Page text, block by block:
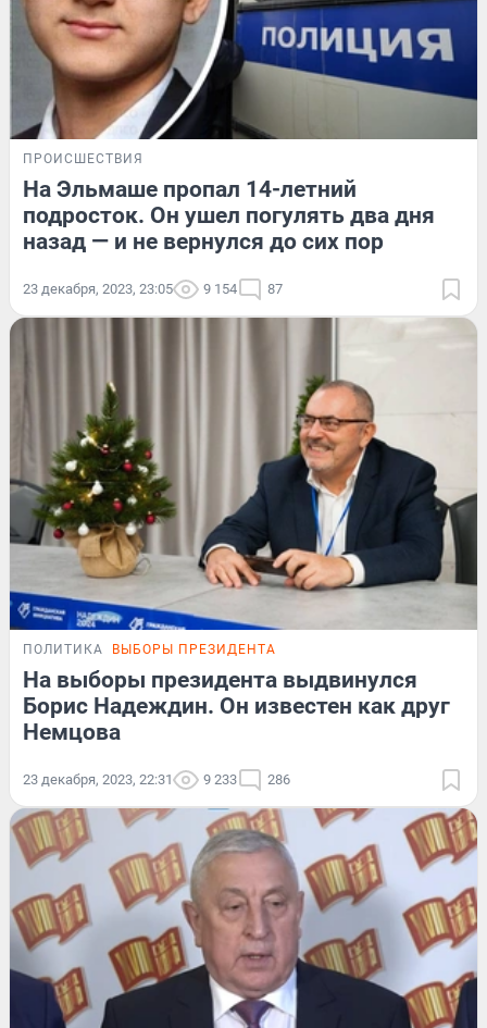
ПРОИСШЕСТВИЯ
На Эльмаше пропал 14-летний
подросток. Он ушел погулять два дня
назад — и не вернулся до сих пор
23 декабря, 2023, 23:05 9 154 87
ПОЛИТИКА ВЫБОРЫ ПРЕЗИДЕНТА
На выборы президента выдвинулся
Борис Надеждин. Он известен как друг
Немцова
23 декабря, 2023, 22:31 9 233 286